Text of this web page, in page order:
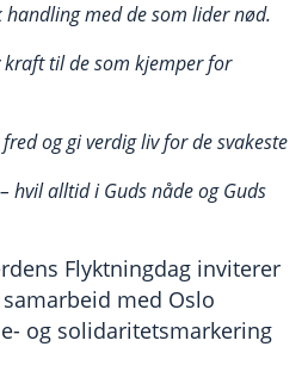
med de som lider nød.
kraft til de som kjemper for
og gi verdig liv for de svakeste
hvil alltid i Guds nåde og Guds
Flyktningdag inviterer
med Oslo
og solidaritetsmarkering